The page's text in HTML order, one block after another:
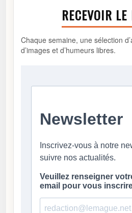
RECEVOIR
Chaque semaine, une sélection
d’images et d’humeurs libres.